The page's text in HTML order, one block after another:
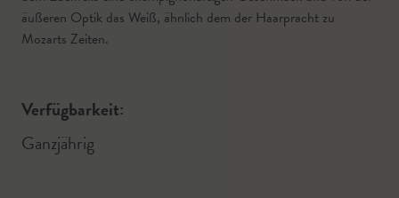
äußeren Optik das Weiß, ähnlich dem der Haarpracht zu
Mozarts Zeiten.
Verfügbarkeit:
Ganzjährig